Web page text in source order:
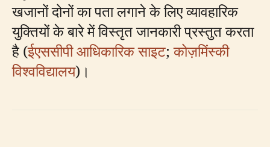
खजानों दोनों का पता लगाने के लिए व्यावहारिक
युक्तियों के बारे में विस्तृत जानकारी प्रस्तुत करता
है (ईएससीपी आधिकारिक साइट;कोज़मिंस्की
विश्वविद्यालय)।